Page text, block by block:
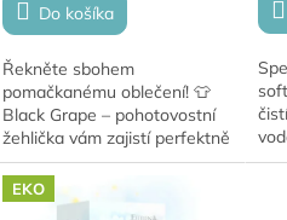
Do košíka
Řekněte sbohem
pomačkanému oblečení! 👕
Black Grape – pohotovostní
žehlička vám zajistí perfektně
vyžehlený vzhled kdykoli a
kdekoli. Kompaktní, rychlá a
výkonná – ideální...
EKO